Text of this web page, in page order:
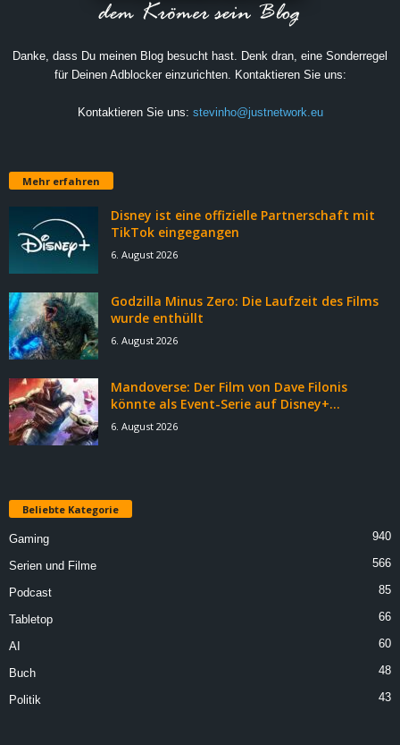
Danke, dass Du meinen Blog besucht hast. Denk dran, eine Sonderregel
für Deinen Adblocker einzurichten. Kontaktieren Sie uns:
Kontaktieren Sie uns: stevinho@justnetwork.eu
Mehr erfahren
Disney ist eine offizielle Partnerschaft mit
TikTok eingegangen
6. August 2026
Godzilla Minus Zero: Die Laufzeit des Films
wurde enthüllt
6. August 2026
Mandoverse: Der Film von Dave Filonis
könnte als Event-Serie auf Disney+...
6. August 2026
Beliebte Kategorie
Gaming 940
Serien und Filme 566
Podcast 85
Tabletop 66
AI 60
Buch 48
Politik 43